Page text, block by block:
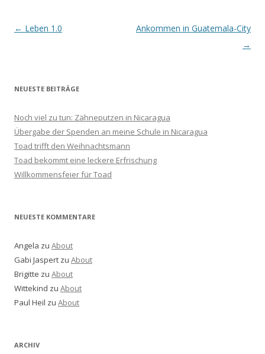
Beitrags-
← Leben 1.0
Ankommen in Guatemala-City
→
NEUESTE BEITRÄGE
Noch viel zu tun: Zähneputzen in Nicaragua
Übergabe der Spenden an meine Schule in Nicaragua
Toad trifft den Weihnachtsmann
Toad bekommt eine leckere Erfrischung
Willkommensfeier für Toad
NEUESTE KOMMENTARE
Angela zu About
Gabi Jaspert zu About
Brigitte zu About
Wittekind zu About
Paul Heil zu About
ARCHIV